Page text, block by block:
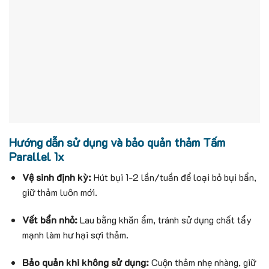
Hướng dẫn sử dụng và bảo quản thảm Tấm
Parallel 1x
Vệ sinh định kỳ:Hút bụi 1-2 lần/tuần để loại bỏ bụi bẩn,
giữ thảm luôn mới.
Vết bẩn nhỏ:Lau bằng khăn ẩm, tránh sử dụng chất tẩy
mạnh làm hư hại sợi thảm.
Bảo quản khi không sử dụng:Cuộn thảm nhẹ nhàng, giữ